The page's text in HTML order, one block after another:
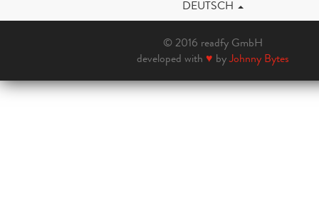
DEUTSCH
© 2016 readfy GmbH
developed with ♥ byJohnny Bytes